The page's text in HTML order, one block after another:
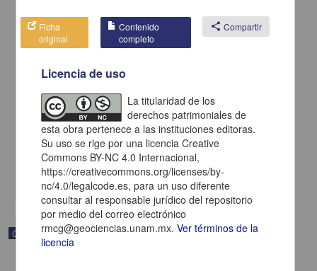
Carta de H. C. Pitman a Francisco I. Madero en la que le solicita
una fotografía
Pitman, H. C.
[sin fecha]
Multidisciplina
Correspondencia postal
Ficha
original
Contenido
completo
share Compartir
Licencia de uso
La titularidad de los
derechos patrimoniales de
esta obra pertenece a las instituciones editoras.
Su uso se rige por una licencia Creative
Commons BY-NC 4.0 Internacional,
https://creativecommons.org/licenses/by-
nc/4.0/legalcode.es, para un uso diferente
consultar al responsable jurídico del repositorio
por medio del correo electrónico
rmcg@geociencias.unam.mx.Ver términos de la
licencia